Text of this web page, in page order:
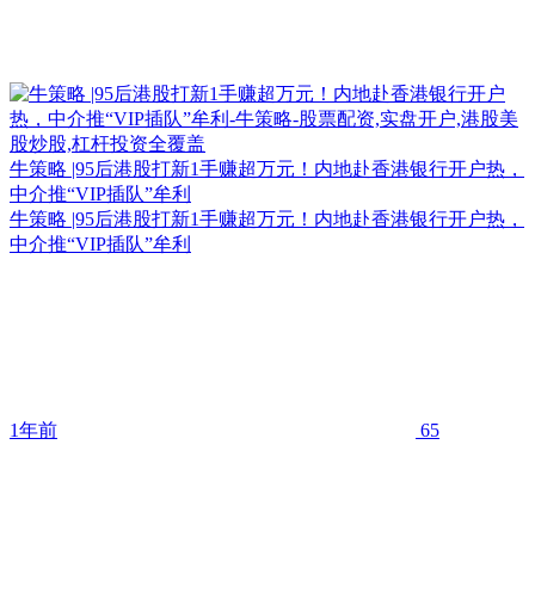
牛策略 |95后港股打新1手赚超万元！内地赴香港银行开户热，
中介推“VIP插队”牟利
牛策略 |95后港股打新1手赚超万元！内地赴香港银行开户热，
中介推“VIP插队”牟利
1年前 65